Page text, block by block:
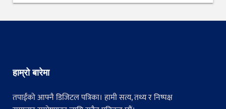
हाम्रो बारेमा
तपाईंको आफ्नै डिजिटल पत्रिका। हामी सत्य, तथ्य र निष्पक्ष